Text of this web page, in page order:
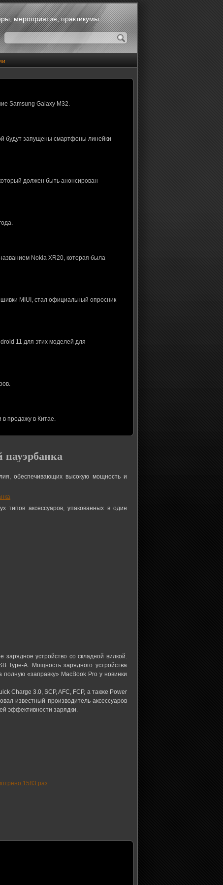
мероприятия, практикумы
Samsung Galaxy M32.
будут запущены смартфоны линейки
должен быть анонсирован
Nokia XR20, которая была
MIUI, стал официальный опросник
11 для этих моделей для
в продажу в Китае.
обеспечивающих высокую мощность и
типов аксессуаров, упакованных в один
зарядное устройство со складной вилкой.
Type-A. Мощность зарядного устройства
«заправку» MacBook Pro у новинки
Charge 3.0, SCP, AFC, FCP, а также Power
известный производитель аксессуаров
эффективности зарядки.
1583 раз